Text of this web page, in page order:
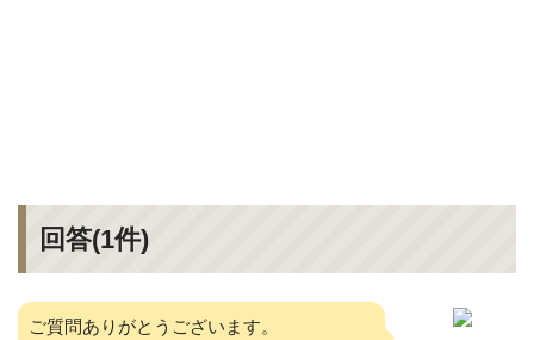
回答(1件)
ご質問ありがとうございます。